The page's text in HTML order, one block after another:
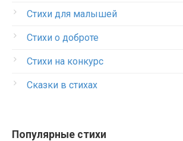
Стихи для малышей
Стихи о доброте
Стихи на конкурс
Сказки в стихах
Популярные стихи